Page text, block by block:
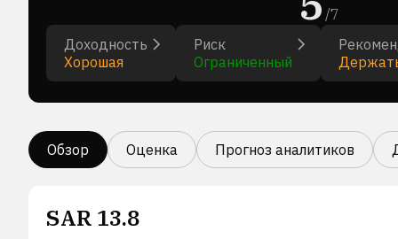
/7
Доходность
Хорошая
Риск
Ограниченный
Обзор Оценка Прогноз аналитиков
SAR 13.8